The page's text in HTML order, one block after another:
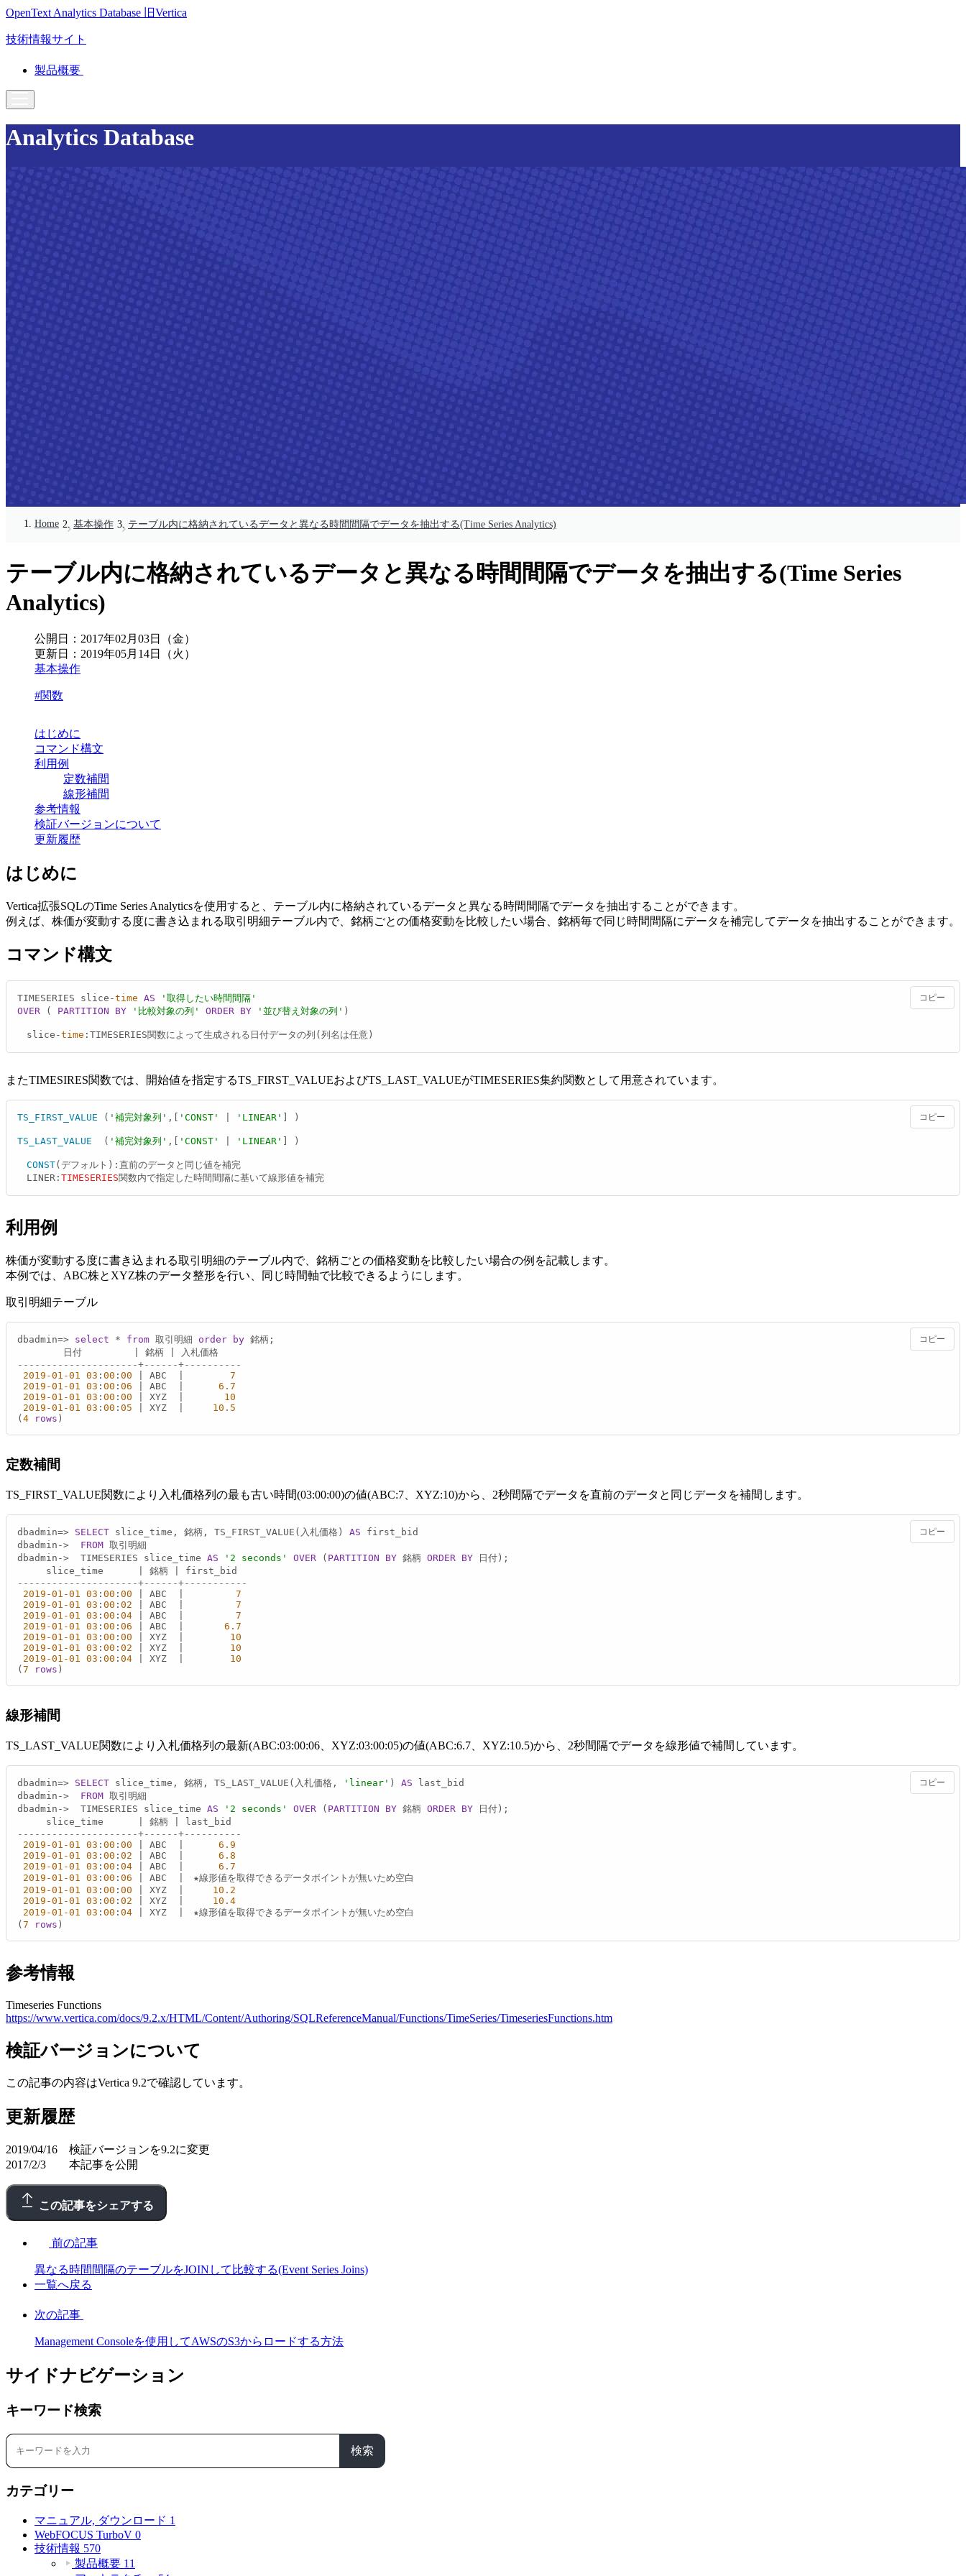
OpenText Analytics Database 旧Vertica
技術情報サイト
製品概要
Analytics Database
Home 基本操作 テーブル内に格納されているデータと異なる時間間隔でデータを抽出する(Time Series Analytics)
テーブル内に格納されているデータと異なる時間間隔でデータを抽出する(Time Series
Analytics)
公開日： 2017年02月03日（金）
更新日： 2019年05月14日（火）
基本操作
#関数
はじめに
コマンド構文
利用例
定数補間
線形補間
参考情報
検証バージョンについて
更新履歴
はじめに
Vertica拡張SQLのTime Series Analyticsを使用すると、テーブル内に格納されているデータと異なる時間間隔でデータを抽出することができます。
例えば、株価が変動する度に書き込まれる取引明細テーブル内で、銘柄ごとの価格変動を比較したい場合、銘柄毎で同じ時間間隔にデータを補完してデータを抽出することができます。
コマンド構文
TIMESERIES slice‑time AS
'取得したい時間間隔'
OVER ( PARTITION BY '比較対象の列' ORDER BY '並び替え対象の列' )
slice -time :TIMESERIES関数によって生成される日付データの列(列名は任意)
コピー
またTIMESIRES関数では、開始値を指定するTS_FIRST_VALUEおよびTS_LAST_VALUEがTIMESERIES集約関数として用意されています。
TS_FIRST_VALUE ( '補完対象列' ,[ 'CONST' 'LINEAR' ] )
TS_LAST_VALUE
  (
'補完対象列' ,[ 'CONST' 'LINEAR' ] )
CONST(デフォルト):直前のデータと同じ値を補完
LINER : TIMESERIES関数内で指定した時間間隔に基いて線形値を補完
コピー
利用例
株価が変動する度に書き込まれる取引明細のテーブル内で、銘柄ごとの価格変動を比較したい場合の例を記載します。
本例では、ABC株とXYZ株のデータ整形を行い、同じ時間軸で比較できるようにします。
取引明細テーブル
dbadmin=> select * from 取引明細 order by 銘柄;
        日付
銘柄
---------------------+------+----------
2019 -01 -01 03 : 00 : 00 ABC
7
2019 -01 -01 03 : 00 : 06 ABC
6.7
2019 -01 -01 03 : 00 : 00 XYZ
10
2019 -01 -01 03 : 00 : 05 XYZ
10.5
( 4 rows )
コピー
定数補間
TS_FIRST_VALUE関数により入札価格列の最も古い時間(03:00:00)の値(ABC:7、XYZ:10)から、2秒間隔でデータを直前のデータと同じデータを補間します。
dbadmin=> SELECT slice_time, 銘柄, TS_FIRST_VALUE(入札価格) AS first_bid
dbadmin -> FROM 取引明細
dbadmin ->
  TIMESERIES slice_time
AS '2 seconds' OVER ( PARTITION BY 銘柄 ORDER BY 日付);
     slice_time
銘柄
---------------------+------+-----------
2019 -01 -01 03 : 00 : 00 ABC
7
2019 -01 -01 03 : 00 : 02 ABC
7
2019 -01 -01 03 : 00 : 04 ABC
7
2019 -01 -01 03 : 00 : 06 ABC
6.7
2019 -01 -01 03 : 00 : 00 XYZ
10
2019 -01 -01 03 : 00 : 02 XYZ
10
2019 -01 -01 03 : 00 : 04 XYZ
10
( 7 rows )
コピー
線形補間
TS_LAST_VALUE関数により入札価格列の最新(ABC:03:00:06、XYZ:03:00:05)の値(ABC:6.7、XYZ:10.5)から、2秒間隔でデータを線形値で補間しています。
dbadmin=> SELECT slice_time, 銘柄, TS_LAST_VALUE(入札価格, 'linear' ) AS last_bid
dbadmin -> FROM 取引明細
dbadmin ->
  TIMESERIES slice_time
AS '2 seconds' OVER ( PARTITION BY 銘柄 ORDER BY 日付);
     slice_time
銘柄
---------------------+------+----------
2019 -01 -01 03 : 00 : 00 ABC
6.9
2019 -01 -01 03 : 00 : 02 ABC
6.8
2019 -01 -01 03 : 00 : 04 ABC
6.7
2019 -01 -01 03 : 00 : 06 ABC
★線形値を取得できるデータポイントが無いため空白
2019 -01 -01 03 : 00 : 00 XYZ
10.2
2019 -01 -01 03 : 00 : 02 XYZ
10.4
2019 -01 -01 03 : 00 : 04 XYZ
★線形値を取得できるデータポイントが無いため空白
(7 rows )
コピー
参考情報
Timeseries Functions
https://www.vertica.com/docs/9.2.x/HTML/Content/Authoring/SQLReferenceManual/Functions/TimeSeries/TimeseriesFunctions.htm
検証バージョンについて
この記事の内容はVertica 9.2で確認しています。
更新履歴
2019/04/16 検証バージョンを9.2に変更
2017/2/3 本記事を公開
この記事をシェアする
前の記事
異なる時間間隔のテーブルをJOINして比較する(Event Series Joins)
一覧へ戻る
次の記事
Management Consoleを使用してAWSのS3からロードする方法
サイドナビゲーション
キーワード検索
検索
カテゴリー
マニュアル, ダウンロード 1
WebFOCUS TurboV 0
技術情報 570
製品概要 11